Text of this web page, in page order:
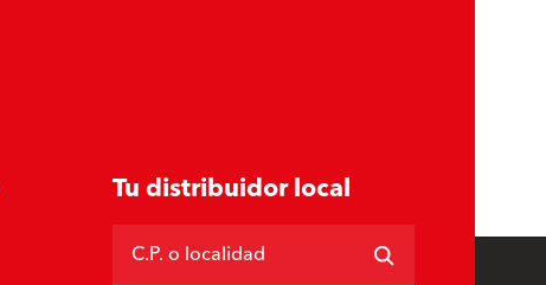
Tu distribuidor local
C.P. o localidad